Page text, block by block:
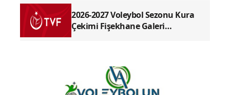
2026-2027 Voleybol Sezonu Kura
Çekimi Fişekhane Galeri